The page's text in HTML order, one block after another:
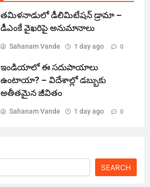
తమిళనాడులో డీలిమిటేషన్ డ్రామా –
డీఎంకే వైఖరిపై అనుమానాలు
Sahanam Vande 1 day ago 0
ఇండియాలో‌ ఈ సదుపాయాలు
ఉంటాయా? – విదేశాల్లో డబ్బుకు
అతీతమైన జీవితం
Sahanam Vande 1 day ago 0
SEARCH